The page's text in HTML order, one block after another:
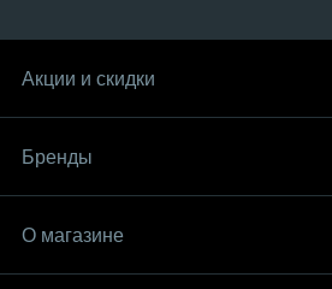
Акции и скидки
Бренды
О магазине